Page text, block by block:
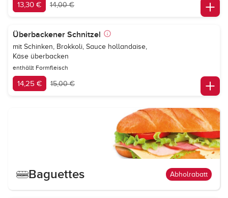
13,30 € 14,00 €
Überbackener Schnitzel
mit Schinken, Brokkoli, Sauce hollandaise,
Käse überbacken
enthällt Formfleisch
14,25 € 15,00 €
Baguettes Abholrabatt